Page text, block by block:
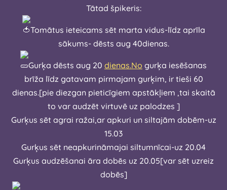
Tātad špikeris:
Tomātus ieteicams sēt marta vidus-līdz aprīla
sākums- dēsts aug 40dienas.
Gurķa dēsts aug 20 dienas.No gurķa iesēšanas
brīža līdz gatavam pirmajam gurķim, ir tieši 60
dienas.[pie diezgan pieticīgiem apstākļiem ,tai skaitā
to var audzēt virtuvē uz palodzes ]
Gurķus sēt agrai ražai,ar apkuri un siltajām dobēm-uz
15.03
Gurķus sēt neapkurināmajai siltumnīcai-uz 20.04
Gurķus audzēšanai āra dobēs uz 20.05[var sēt uzreiz
dobēs]